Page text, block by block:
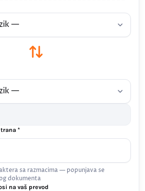
*
sa razmacima — popunjava se
dokumenta
na vaš prevod